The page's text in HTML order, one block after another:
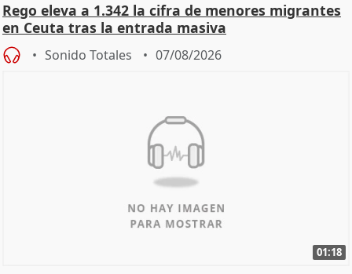
Rego eleva a 1.342 la cifra de menores migrantes
en Ceuta tras la entrada masiva
Sonido Totales 07/08/2026
01:18